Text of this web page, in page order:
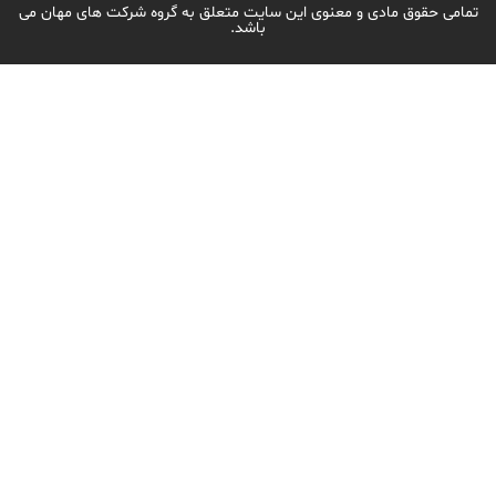
و معنوی این سایت متعلق به گروه شرکت های مهان می
باشد.